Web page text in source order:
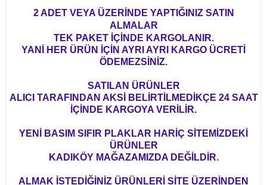
2 ADET VEYA ÜZERİNDE YAPTIĞINIZ SATIN
ALMALAR
TEK PAKET İÇİNDE KARGOLANIR.
YANİ HER ÜRÜN İÇİN AYRI AYRI KARGO ÜCRETİ
ÖDEMEZSİNİZ.
SATILAN ÜRÜNLER
ALICI TARAFINDAN AKSİ BELİRTİLMEDİKÇE 24 SAAT
İÇİNDE KARGOYA VERİLİR.
YENİ BASIM SIFIR PLAKLAR HARİÇ SİTEMİZDEKİ
ÜRÜNLER
KADIKÖY MAĞAZAMIZDA DEĞİLDİR.
ALMAK İSTEDİĞİNİZ ÜRÜNLERİ SİTE ÜZERİNDEN